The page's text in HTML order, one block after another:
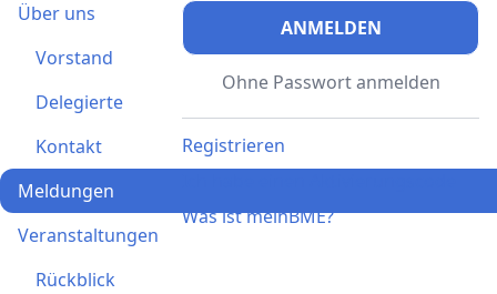
ANMELDEN
Ohne Passwort anmelden
Registrieren
Was ist meinBME?
Über uns
Vorstand
Delegierte
Kontakt
Meldungen
Veranstaltungen
Rückblick